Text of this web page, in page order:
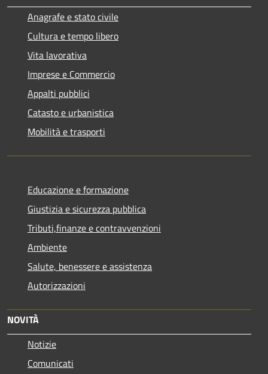
Anagrafe e stato civile
Cultura e tempo libero
Vita lavorativa
Imprese e Commercio
Appalti pubblici
Catasto e urbanistica
Mobilità e trasporti
Educazione e formazione
Giustizia e sicurezza pubblica
Tributi,finanze e contravvenzioni
Ambiente
Salute, benessere e assistenza
Autorizzazioni
NOVITÀ
Notizie
Comunicati